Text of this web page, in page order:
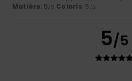
Matière: 5/5 Coloris: 5 /5
5/5